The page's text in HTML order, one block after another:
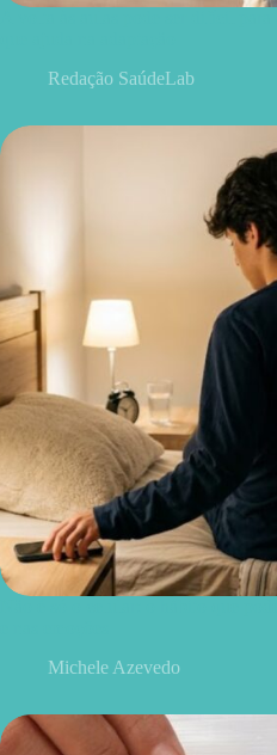
Redação SaúdeLab
Michele Azevedo